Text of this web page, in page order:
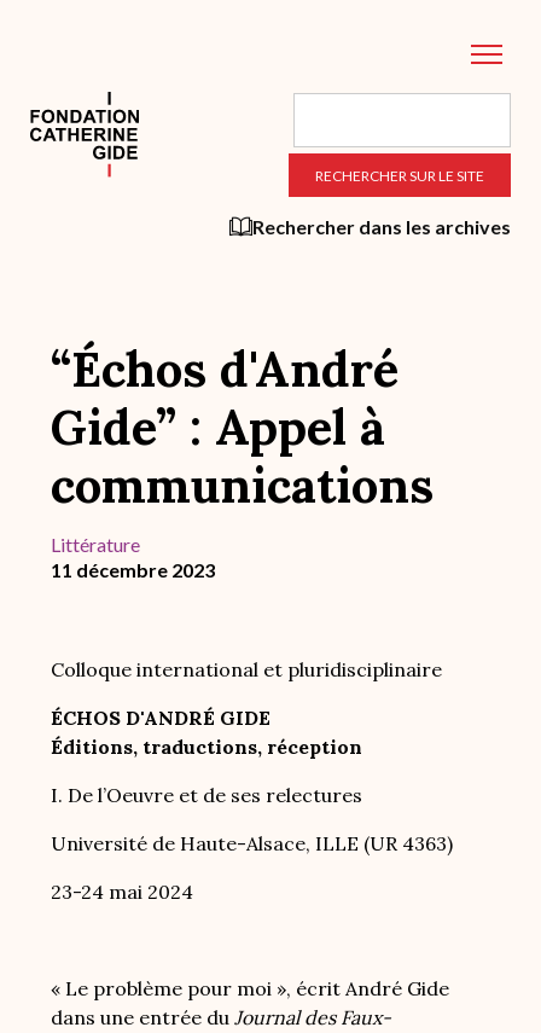
principal
Rechercher dans les archives
“Échos d'André
Gide” : Appel à
communications
Littérature
11 décembre 2023
Colloque international et pluridisciplinaire
ÉCHOS D'ANDRÉ GIDE
Éditions, traductions, réception
I. De l’Oeuvre et de ses relectures
Université de Haute-Alsace, ILLE (UR 4363)
23-24 mai 2024
« Le problème pour moi », écrit André Gide
dans une entrée du Journal des Faux-